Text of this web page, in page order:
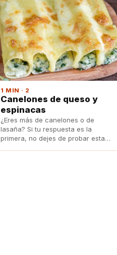
1 MIN · 2
Canelones de queso y
espinacas
¿Eres más de canelones o de
lasaña? Si tu respuesta es la
primera, no dejes de probar esta